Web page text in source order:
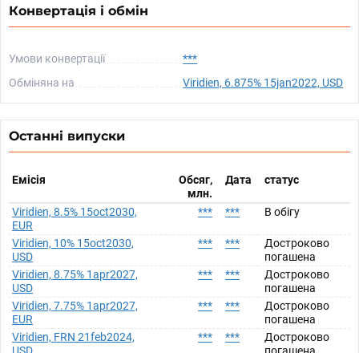
Конвертація і обмін
Умови конвертації
***
Обміняна на
Viridien, 6.875% 15jan2022, USD
Останні випуски
Емісія
Обсяг,
млн.
Дата статус
Viridien, 8.5% 15oct2030,
EUR
*** *** В обігу
Viridien, 10% 15oct2030,
USD
*** ***
Достроково
погашена
Viridien, 8.75% 1apr2027,
USD
*** ***
Достроково
погашена
Viridien, 7.75% 1apr2027,
EUR
*** ***
Достроково
погашена
Viridien, FRN 21feb2024,
*** ***
Достроково